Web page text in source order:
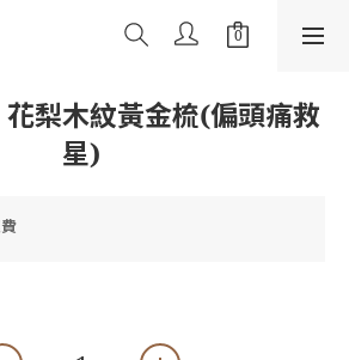
花梨木紋黃金梳(偏頭痛救
星)